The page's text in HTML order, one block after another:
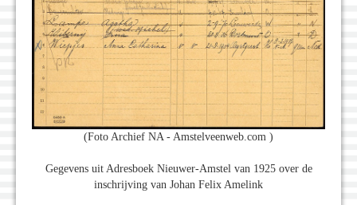
(Foto Archief NA - Amstelveenweb.com )
Gegevens uit Adresboek Nieuwer-Amstel van 1925 over de
inschrijving van Johan Felix Amelink